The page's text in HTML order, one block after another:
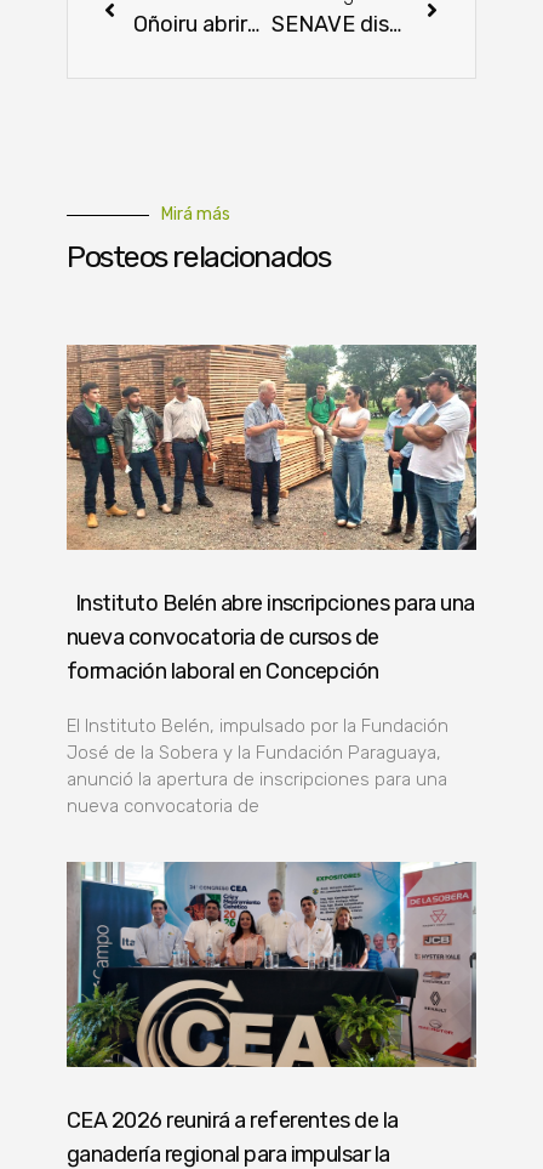
Oñoiru abrirá oficina en Europa para impulsar la yerba mate paraguaya SENAVE dispone venta y uso controlado de herbicidas a base de Clomazona
Mirá más
Posteos relacionados
Instituto Belén abre inscripciones para una
nueva convocatoria de cursos de
formación laboral en Concepción
El Instituto Belén, impulsado por la Fundación
José de la Sobera y la Fundación Paraguaya,
anunció la apertura de inscripciones para una
nueva convocatoria de
CEA 2026 reunirá a referentes de la
ganadería regional para impulsar la